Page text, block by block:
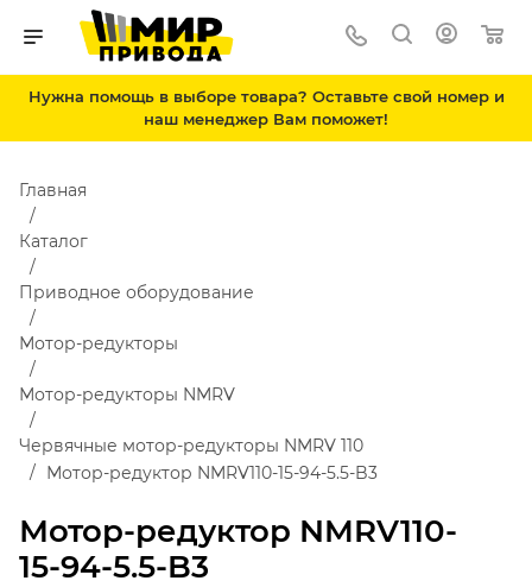
Нужна помощь в выборе товара? Оставьте свой номер и
наш менеджер Вам поможет!
Мотор-редуктор NMRV110-
15-94-5.5-B3
Главная
Каталог
Приводное оборудование
Мотор-редукторы
Мотор-редукторы NMRV
Червячные мотор-редукторы NMRV 110
Мотор-редуктор NMRV110-15-94-5.5-B3